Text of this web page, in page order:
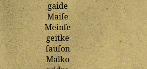
gaide
Maiſe
Meinſe
geitke
ſauſon
Malko